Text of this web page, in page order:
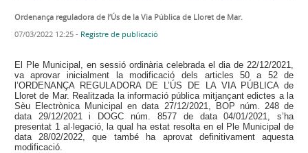
Ordenança reguladora de l’Ús de la Via Pública de Lloret de Mar.
07/03/2022 12:25- Registre de publicació
El Ple Municipal, en sessió ordinària celebrada el dia de 22/12/2021,
va aprovar inicialment la modificació dels articles 50 a 52 de
l’ORDENANÇA REGULADORA DE L’ÚS DE LA VIA PÚBLICA de
Lloret de Mar. Realitzada la informació pública mitjançant edictes a la
Sèu Electrònica Municipal en data 27/12/2021, BOP núm. 248 de
data 29/12/2021 i DOGC núm. 8577 de data 04/01/2021, s’ha
presentat 1 al·legació, la qual ha estat resolta en el Ple Municipal de
data 28/02/2022, que també ha aprovat definitivament aquesta
modificació.